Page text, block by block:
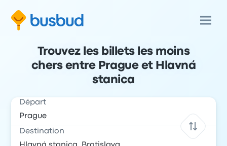
Trouvez les billets les moins
chers entre Prague et Hlavná
stanica
Départ
Destination